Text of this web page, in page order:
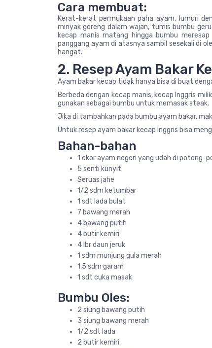
Cara membuat:
Kerat-kerat permukaan paha ayam, lumuri
minyak goreng dalam wajan, tumis bumbu
kecap manis matang hingga bumbu
panggang ayam di atasnya sambil sesekali di
hangat.
2. Resep Ayam Bakar
Ayam bakar kecap tidak hanya bisa di buat
Berbeda dengan kecap manis, kecap Inggris
gunakan sebagai bumbu untuk memasak steak.
Jika di tambahkan pada bumbu ayam bakar,
Untuk resep ayam bakar kecap Inggris bisa
Bahan-bahan
1 ekor ayam negeri yang udah di potong-
5 senti kunyit
Seruas jahe
1/2 sdm ketumbar
1 sdt lada bulat
7 bawang merah
4 bawang putih
4 butir kemiri
4 lbr daun jeruk
1 sdm munjung gula merah
1,5 sdm garam
1 sdt cuka masak
Bumbu Oles:
2 siung bawang putih
3 siung bawang merah
1/2 sdt lada
2 butir kemiri